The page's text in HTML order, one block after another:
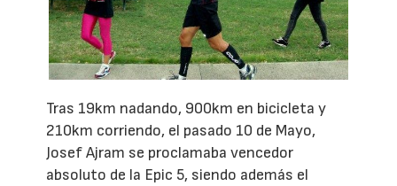
Tras 19km nadando, 900km en bicicleta y
210km corriendo, el pasado 10 de Mayo,
Josef Ajram se proclamaba vencedor
absoluto de la Epic 5, siendo además el